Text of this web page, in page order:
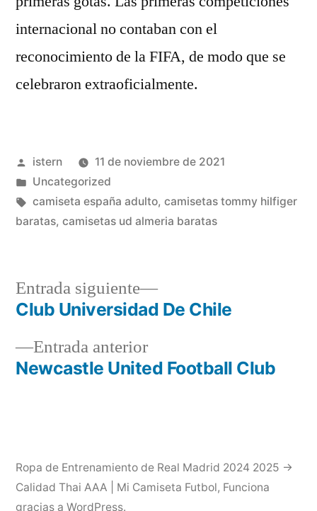
internacional no contaban con el
reconocimiento de la FIFA, de modo que se
celebraron extraoficialmente.
Publicado
por
istern
11 de noviembre de 2021
Publicado
en
Uncategorized
Etiquetas:
camiseta españa adulto, camisetas tommy hilfiger
baratas, camisetas ud almeria baratas
Navegación
deEntrada anteriorEntrada
anterior:
Newcastle United Football Club
Entrada siguiente
Entrada
siguiente:
Club Universidad De Chile
Ropa de Entrenamiento de Real Madrid 2024 2025 →
Calidad Thai AAA | Mi Camiseta Futbol, Funciona
gracias a WordPress.